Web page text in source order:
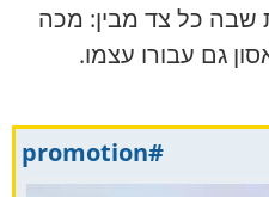
כל צד מבין: מכה
גם עבורו עצמו.
#promotion